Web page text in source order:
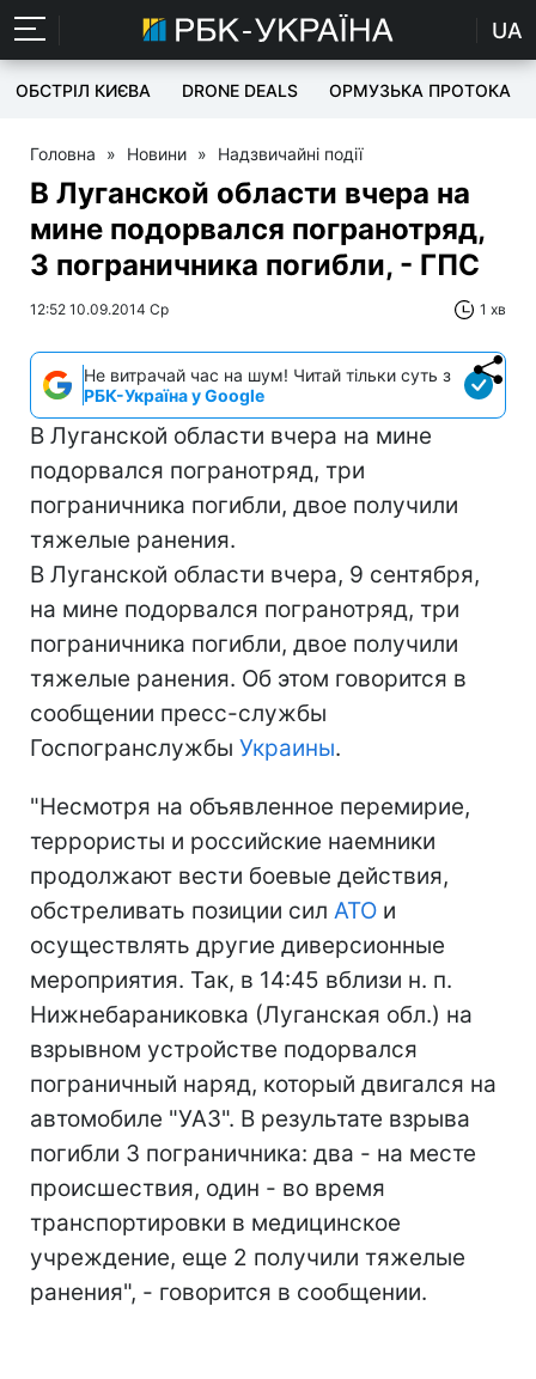
UA
ОБСТРІЛ КИЄВА DRONE DEALS ОРМУЗЬКА ПРОТОКА
Головна » Новини » Надзвичайні події
В Луганской области вчера на
мине подорвался погранотряд,
3 пограничника погибли, - ГПС
12:52 10.09.2014 Ср 1 хв
Не витрачай час на шум! Читай тільки суть з
РБК-Україна у Google
В Луганской области вчера на мине
подорвался погранотряд, три
пограничника погибли, двое получили
тяжелые ранения.
В Луганской области вчера, 9 сентября,
на мине подорвался погранотряд, три
пограничника погибли, двое получили
тяжелые ранения. Об этом говорится в
сообщении пресс-службы
Госпогранслужбы Украины.
"Несмотря на объявленное перемирие,
террористы и российские наемники
продолжают вести боевые действия,
обстреливать позиции сил АТО и
осуществлять другие диверсионные
мероприятия. Так, в 14:45 вблизи н. п.
Нижнебараниковка (Луганская обл.) на
взрывном устройстве подорвался
пограничный наряд, который двигался на
автомобиле "УАЗ". В результате взрыва
погибли 3 пограничника: два - на месте
происшествия, один - во время
транспортировки в медицинское
учреждение, еще 2 получили тяжелые
ранения", - говорится в сообщении.